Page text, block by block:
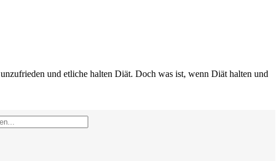
und etliche halten Diät. Doch was ist, wenn Diät halten und